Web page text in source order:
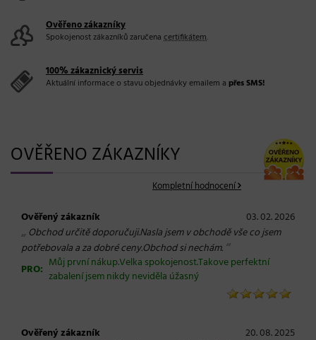
Ověřeno zákazníky
Spokojenost zákazníků zaručena certifikátem.
100% zákaznický servis
Aktuální informace o stavu objednávky emailem a přes SMS!
OVĚŘENO ZÁKAZNÍKY
Kompletní hodnocení
Ověřený zákazník 03. 02. 2026
„ Obchod určitě doporučuji.Nasla jsem v obchodě vše co jsem
potřebovala a za dobré ceny.Obchod si nechám. “
PRO: Můj první nákup.Velka spokojenost.Takove perfektní
zabalení jsem nikdy neviděla úžasný
Ověřený zákazník
20. 08. 2025